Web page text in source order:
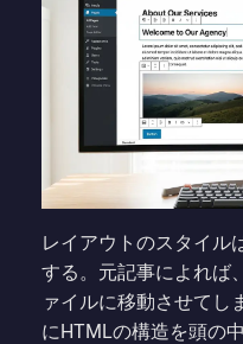
レイアウトのスタイル
する。元記事によれば
ァイルに移動させてし
にHTMLの構造を頭の